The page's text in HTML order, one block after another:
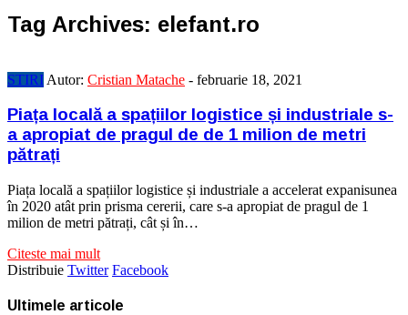
Tag Archives: elefant.ro
STIRI Autor: Cristian Matache - februarie 18, 2021
Piața locală a spațiilor logistice și industriale s-
a apropiat de pragul de de 1 milion de metri
pătrați
Piața locală a spațiilor logistice și industriale a accelerat expanisunea
în 2020 atât prin prisma cererii, care s-a apropiat de pragul de 1
milion de metri pătrați, cât și în…
Citeste mai mult
Distribuie Twitter Facebook
Ultimele articole